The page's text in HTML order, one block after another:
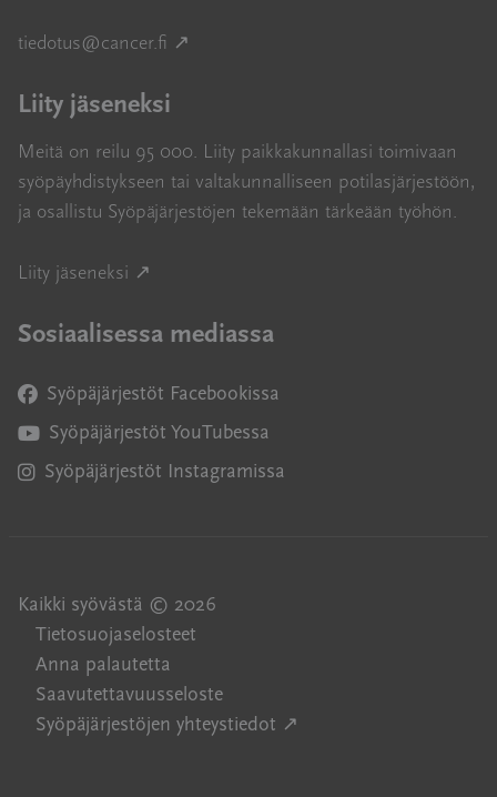
tiedotus@cancer.fi ↗
Liity jäseneksi
Meitä on reilu 95 000. Liity paikkakunnallasi toimivaan
syöpäyhdistykseen tai valtakunnalliseen potilasjärjestöön,
ja osallistu Syöpäjärjestöjen tekemään tärkeään työhön.
Liity jäseneksi ↗
Sosiaalisessa mediassa
Syöpäjärjestöt Facebookissa
Avautuu uuteen ikkunaan
Syöpäjärjestöt YouTubessa
Avautuu uuteen ikkunaan
Syöpäjärjestöt Instagramissa
Avautuu uuteen ikkunaan
Kaikki syövästä © 2026
Tietosuojaselosteet
Anna palautetta
Saavutettavuusseloste
Syöpäjärjestöjen yhteystiedot ↗